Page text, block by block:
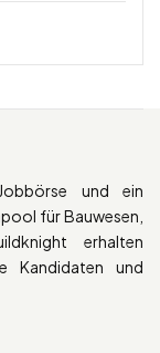
und ein
für Bauwesen,
erhalten
Kandidaten und